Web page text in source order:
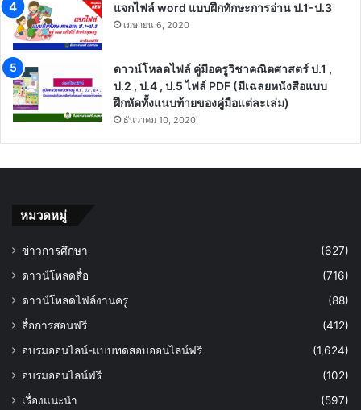
แจกไฟล์ word แบบฝึกทักษะการอ่าน ป.1-ป.3
เมษายน 6, 2020
ดาวน์โหลดไฟล์ คู่มือครูวิชาคณิตศาสตร์ ป.1 ,
ป.2 , ป.4 , ป.5 ไฟล์ PDF (มีเฉลยหนังสือแบบ
ฝึกหัดทั้งแนบท้ายของคู่มือแต่ละเล่ม)
ธันวาคม 10, 2020
หมวดหมู่
ข่าวการศึกษา
(627)
ดาวน์โหลดสื่อ
(716)
ดาวน์โหลดไฟล์งานครู
(88)
สื่อการสอนฟรี
(412)
อบรมออนไลน์-แบบทดสอบออนไลน์ฟรี
(1,624)
อบรมออนไลน์ฟรี
(102)
เรื่องแนะนำ
(597)